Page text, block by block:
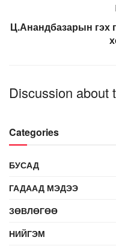
Ц.Анандбазарын гэх
Discussion about
Categories
БУСАД
ГАДААД МЭДЭЭ
ЗӨВЛӨГӨӨ
НИЙГЭМ